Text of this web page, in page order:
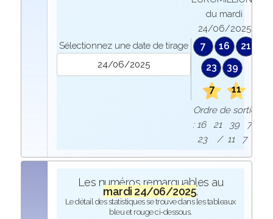
Sélectionnez une date de tirage
du mardi
24/06/2025
7 16
21
23
39
7
11
Ordre de sortie
: 16 21 39 7
23 / 11 7
Les numéros remarquables au
mardi 24/06/2025.
Le détail des statistiques se trouve dans les tableaux
bleu et rouge ci-dessous.